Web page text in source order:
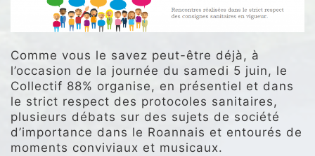
Comme vous le savez peut-être déjà, à
l’occasion de la journée du samedi 5 juin, le
Collectif 88% organise, en présentiel et dans
le strict respect des protocoles sanitaires,
plusieurs débats sur des sujets de société
d’importance dans le Roannais et entourés de
moments conviviaux et musicaux.